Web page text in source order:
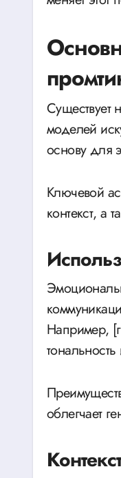
Существует
моделей
основу для
Ключевой
контекст, а
Например,
облегчает